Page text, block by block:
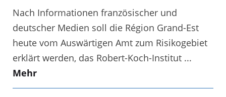
Nach Informationen französischer und
deutscher Medien soll die Région Grand-Est
heute vom Auswärtigen Amt zum Risikogebiet
erklärt werden, das Robert-Koch-Institut ...
Mehr